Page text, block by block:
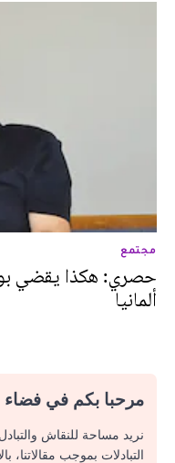
مجتمع
حصري: هكذا يقضي
ألمانيا
مرحبا بكم في فضاء
نريد مساحة للنقاش
التبادلات بموجب